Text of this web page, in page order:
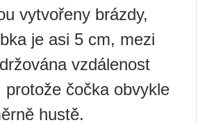
vytvořeny brázdy,
je asi 5 cm, mezi
vzdálenost
protože čočka obvykle
hustě.